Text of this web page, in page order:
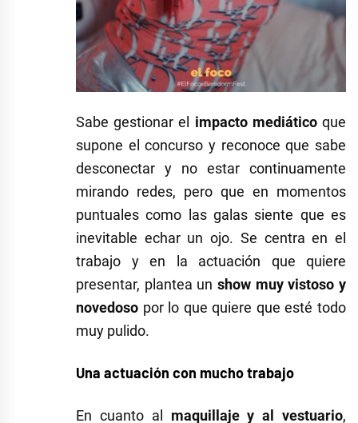
Sabe gestionar el impacto mediáticoque
supone el concurso y reconoce que sabe
desconectar y no estar continuamente
mirando redes, pero que en momentos
puntuales como las galas siente que es
inevitable echar un ojo. Se centra en el
trabajo y en la actuación que quiere
presentar, plantea un show muy vistoso y
novedoso por lo que quiere que esté todo
muy pulido.
Una actuación con mucho trabajo
En cuanto al maquillaje y al vestuario,